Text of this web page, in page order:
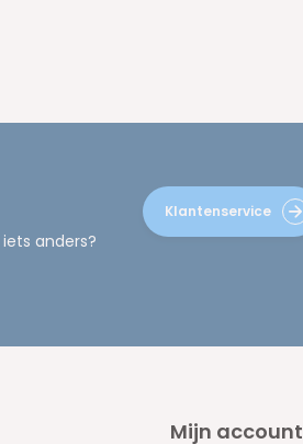
anders?
Klantenservice
Mijn account